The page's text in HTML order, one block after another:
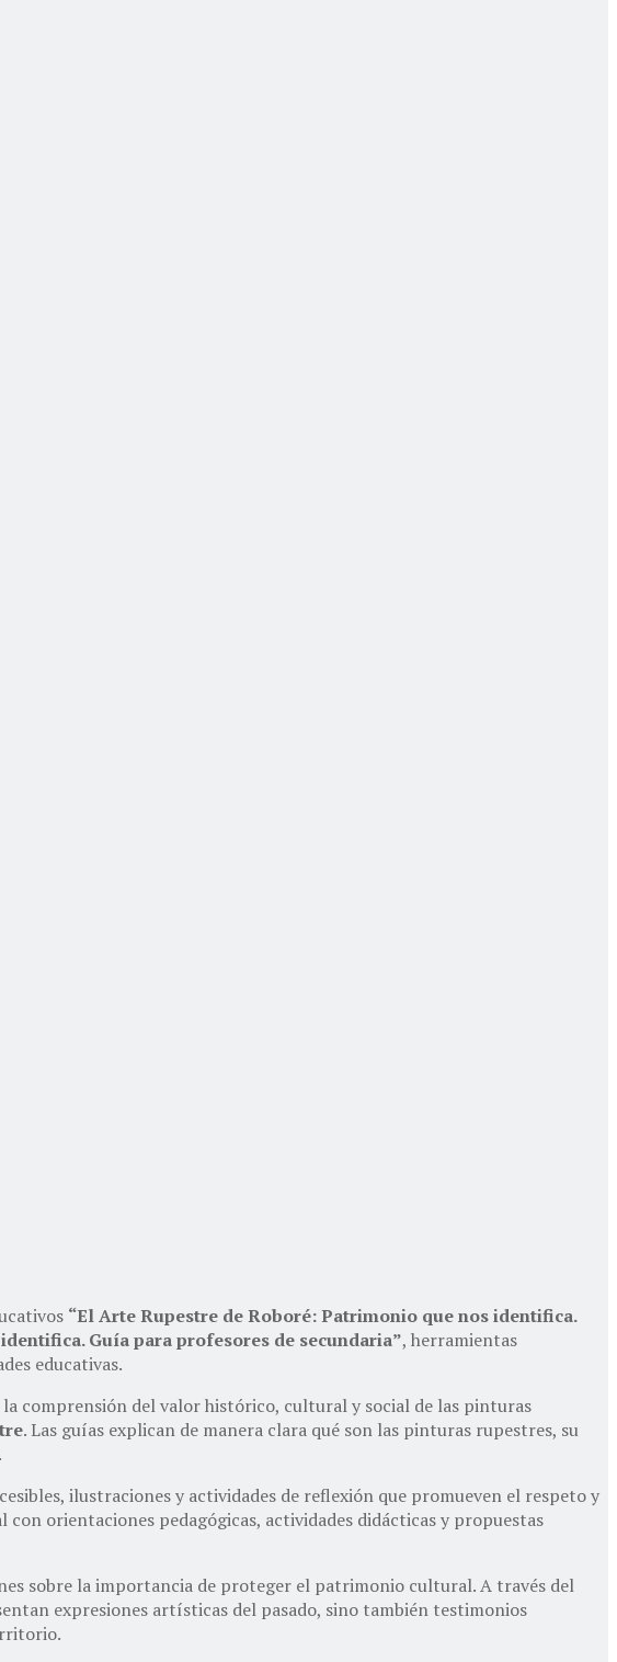
“El Arte Rupestre de Roboré: Patrimonio que nos identifica.
Guía para profesores de secundaria”, herramientas
educativas.
comprensión del valor histórico, cultural y social de las pinturas
. Las guías explican de manera clara qué son las pinturas rupestres, su
ilustraciones y actividades de reflexión que promueven el respeto y
orientaciones pedagógicas, actividades didácticas y propuestas
sobre la importancia de proteger el patrimonio cultural. A través del
expresiones artísticas del pasado, sino también testimonios